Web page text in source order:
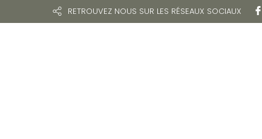
RETROUVEZ NOUS SUR LES RÉSEAUX SOCIAUX